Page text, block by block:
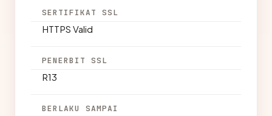
SERTIFIKAT SSL
HTTPS Valid
PENERBIT SSL
R13
BERLAKU SAMPAI